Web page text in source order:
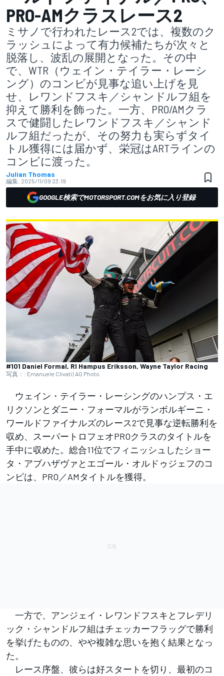
PRO-AMクラスレース2
ミサノで行われたレース2では、複数のク
ラッシュによって有力候補たちが次々と
脱落し、波乱の展開となった。その中
で、WTR（ウェイン・テイラー・レーシ
ング）のコンビが見事な追い上げを見
せ、レワンドフスキ／シャンドルフ組を
抑えて勝利を飾った。一方、PRO/AMクラ
スで健闘したレワンドフスキ／シャンド
ルフ組だったが、その努力も実らずタイ
トル獲得には届かず、栄冠はARTラインの
コンビに渡った。
Julian Thomas
編集: 2025/11/09 23:19
GOOGLE検索でMOTORSPORT.COMをお気に入り登録
#101 Daniel Formal, RI Hampus Eriksson, Wayne Taylor Racing
写真：: Emanuele Clivati | AG Photo
ウェイン・テイラー・レーシングのハンプス・エ
リクソンとダニー・フォーマルがランボルギーニ・
ワールドファイナルズのレース2で見事な逆転勝利を
収め、スーパートロフェオPROクラスのタイトルを
手中に収めた。総合11位でフィニッシュしたショー
タ・アブハザヴァとエゴール・オルドゥジェフのコ
ンビは、PRO／AMタイトルを獲得。
一方で、アンジェイ・レワンドフスキとフレデリ
ック・シャンドルフ組はチェッカーフラッグで勝利
を挙げたものの、やや複雑な思いを抱く結果となっ
た。
レース序盤、彼らは好スタートを切り、最初のコ